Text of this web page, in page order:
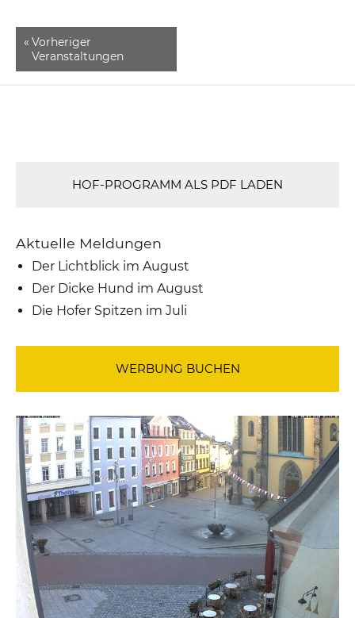
« Vorheriger
Veranstaltungen
HOF-PROGRAMM ALS PDF LADEN
Aktuelle Meldungen
Der Lichtblick im August
Der Dicke Hund im August
Die Hofer Spitzen im Juli
WERBUNG BUCHEN